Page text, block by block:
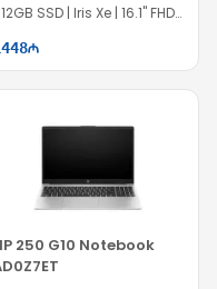
SSD | Iris Xe | 16.1" FHD |
250 G10 Notebook